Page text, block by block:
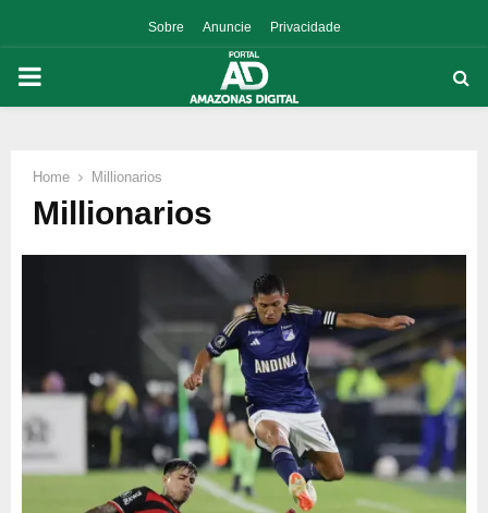
Sobre Anuncie Privacidade
PRIMARY
Home Millionarios
Millionarios